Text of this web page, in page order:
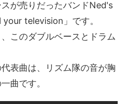
が売りだったバンドNed's
television」です。
このダブルベースとドラム
表曲は、リズム隊の音が胸
曲です。